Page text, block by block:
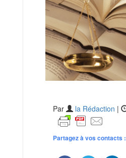
Par la Rédaction |
Partagez à vos contacts :